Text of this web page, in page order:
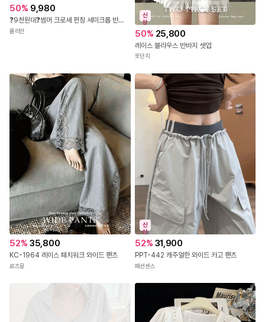
50% 9,980
❓9천원대❓썸머 크로셰 펀칭 세미크롭 반팔 니트
뮬리안
신
상
50% 25,800
레이스 블라우스 반바지 셋업
옷단지
52% 35,800
KC-1964 레이스 패치워크 와이드 팬츠
로즈몽
신
상
52% 31,900
PPT-442 캐주얼한 와이드 카고 팬츠
패션센스